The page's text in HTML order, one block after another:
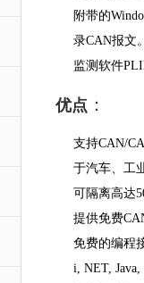
附带的
录CAN报文
监测软件
优点 ：
支持CAN/
于汽车、工
可隔离高达
提供免费
免费的编程
i, NET, Java,